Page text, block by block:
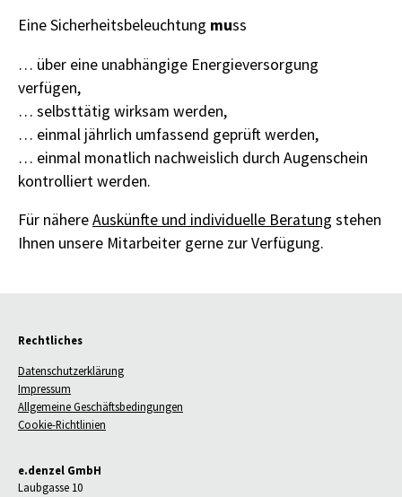
Eine Sicherheitsbeleuchtung muss
… über eine unabhängige Energieversorgung
verfügen,
… selbsttätig wirksam werden,
… einmal jährlich umfassend geprüft werden,
… einmal monatlich nachweislich durch Augenschein
kontrolliert werden.
Für nähereAuskünfte und individuelle Beratung stehen
Ihnen unsere Mitarbeiter gerne zur Verfügung.
Rechtliches
Datenschutzerklärung
Impressum
Allgemeine Geschäftsbedingungen
Cookie-Richtlinien
e.denzel GmbH
Laubgasse 10